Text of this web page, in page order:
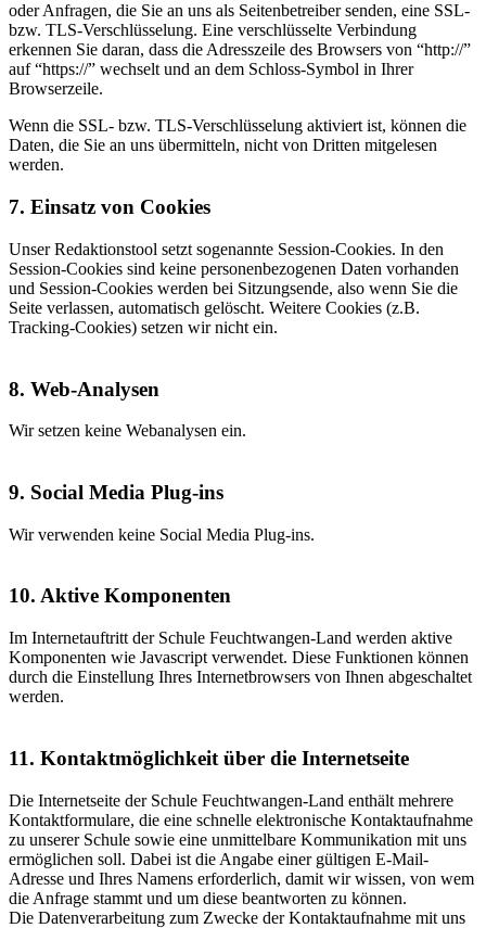
oder Anfragen, die Sie an uns als Seitenbetreiber senden, eine SSL-
bzw. TLS-Verschlüsselung. Eine verschlüsselte Verbindung
erkennen Sie daran, dass die Adresszeile des Browsers von “http://”
auf “https://” wechselt und an dem Schloss-Symbol in Ihrer
Browserzeile.
Wenn die SSL- bzw. TLS-Verschlüsselung aktiviert ist, können die
Daten, die Sie an uns übermitteln, nicht von Dritten mitgelesen
werden.
7. Einsatz von Cookies
Unser Redaktionstool setzt sogenannte Session-Cookies. In den
Session-Cookies sind keine personenbezogenen Daten vorhanden
und Session-Cookies werden bei Sitzungsende, also wenn Sie die
Seite verlassen, automatisch gelöscht. Weitere Cookies (z.B.
Tracking-Cookies) setzen wir nicht ein.
8. Web-Analysen
Wir setzen keine Webanalysen ein.
9. Social Media Plug-ins
Wir verwenden keine Social Media Plug-ins.
10. Aktive Komponenten
Im Internetauftritt der Schule Feuchtwangen-Land werden aktive
Komponenten wie Javascript verwendet. Diese Funktionen können
durch die Einstellung Ihres Internetbrowsers von Ihnen abgeschaltet
werden.
11. Kontaktmöglichkeit über die Internetseite
Die Internetseite der Schule Feuchtwangen-Land enthält mehrere
Kontaktformulare, die eine schnelle elektronische Kontaktaufnahme
zu unserer Schule sowie eine unmittelbare Kommunikation mit uns
ermöglichen soll. Dabei ist die Angabe einer gültigen E-Mail-
Adresse und Ihres Namens erforderlich, damit wir wissen, von wem
die Anfrage stammt und um diese beantworten zu können.
Die Datenverarbeitung zum Zwecke der Kontaktaufnahme mit uns